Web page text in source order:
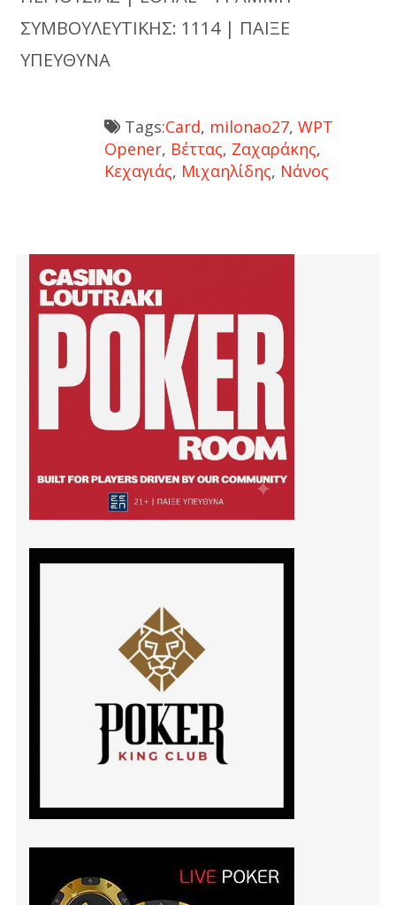
ΣΥΜΒΟΥΛΕΥΤΙΚΗΣ: 1114 | ΠΑΙΞΕ
ΥΠΕΥΘΥΝΑ
Tags:Card, milonao27,WPT
Opener, Βέττας, Ζαχαράκης,
Κεχαγιάς, Μιχαηλίδης, Νάνος